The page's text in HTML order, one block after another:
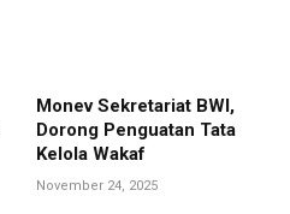
Monev Sekretariat BWI,
Dorong Penguatan Tata
Kelola Wakaf
November 24, 2025